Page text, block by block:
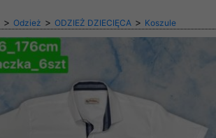
> Odzież > ODZIEŻ DZIECIĘCA > Koszule